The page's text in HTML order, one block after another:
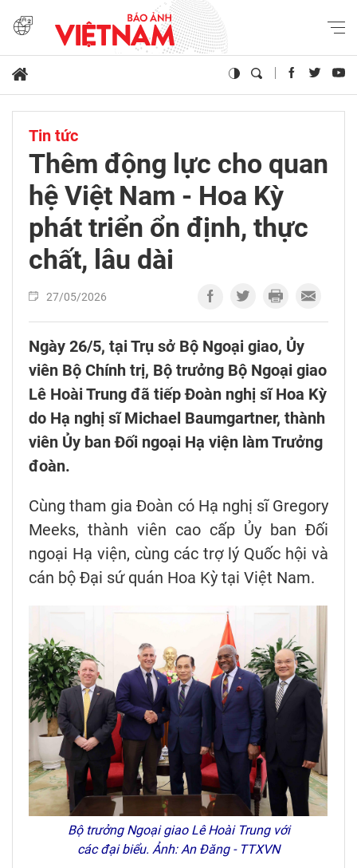
Tin tức
Thêm động lực cho quan
hệ Việt Nam - Hoa Kỳ
phát triển ổn định, thực
chất, lâu dài
27/05/2026
Ngày 26/5, tại Trụ sở Bộ Ngoại giao, Ủy
viên Bộ Chính trị, Bộ trưởng Bộ Ngoại giao
Lê Hoài Trung đã tiếp Đoàn nghị sĩ Hoa Kỳ
do Hạ nghị sĩ Michael Baumgartner, thành
viên Ủy ban Đối ngoại Hạ viện làm Trưởng
đoàn.
Cùng tham gia Đoàn có Hạ nghị sĩ Gregory
Meeks, thành viên cao cấp Ủy ban Đối
ngoại Hạ viện, cùng các trợ lý Quốc hội và
cán bộ Đại sứ quán Hoa Kỳ tại Việt Nam.
Bộ trưởng Ngoại giao Lê Hoài Trung với
các đại biểu. Ảnh: An Đăng - TTXVN